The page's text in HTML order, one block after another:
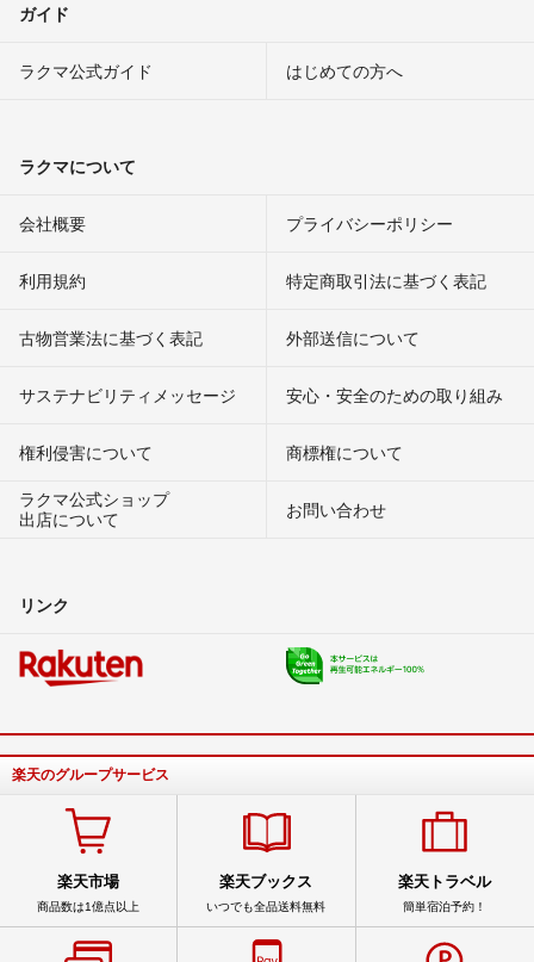
ガイド
ラクマ公式ガイド はじめての方へ
ラクマについて
会社概要 プライバシーポリシー
利用規約 特定商取引法に基づく表記
古物営業法に基づく表記 外部送信について
サステナビリティメッセージ 安心・安全のための取り組み
権利侵害について
商標権について
ラクマ公式ショップ
出店について
お問い合わせ
リンク
楽天のグループサービス
楽天市場
商品数は1億点以上
楽天ブックス
いつでも全品送料無料
楽天トラベル
簡単宿泊予約！